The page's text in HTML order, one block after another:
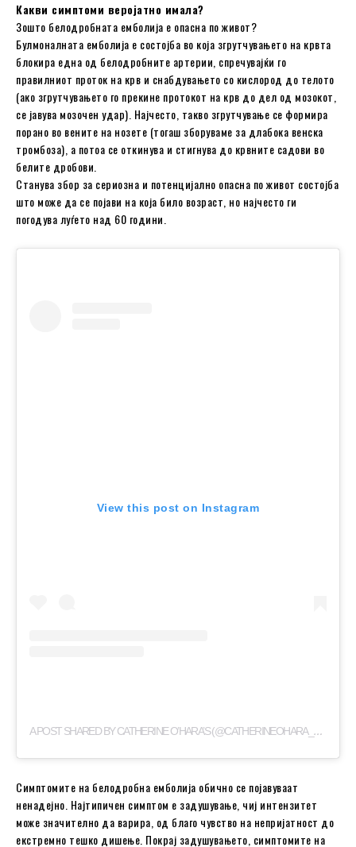
Какви симптоми веројатно имала?
Зошто белодробната емболија е опасна по живот?
Булмоналната емболија е состојба во која згрутчувањето на крвта
блокира една од белодробните артерии, спречувајќи го
правилниот проток на крв и снабдувањето со кислород до телото
(ако згрутчувањето го прекине протокот на крв до дел од мозокот,
се јавува мозочен удар). Најчесто, такво згрутчување се формира
порано во вените на нозете (тогаш зборуваме за длабока венска
тромбоза), а потоа се откинува и стигнува до крвните садови во
белите дробови.
Станува збор за сериозна и потенцијално опасна по живот состојба
што може да се појави на која било возраст, но најчесто ги
погодува луѓето над 60 години.
View this post on Instagram
A
POST SHARED BY CATHERINE O’HARA’S (@CATHERINEOHARA_CHRONOLOGY)
Симптомите на белодробна емболија обично се појавуваат
ненадејно. Најтипичен симптом е задушување, чиј интензитет
може значително да варира, од благо чувство на непријатност до
екстремно тешко дишење. Покрај задушувањето, симптомите на